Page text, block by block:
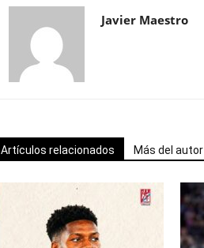
Javier Maestro
Artículos relacionados Más del autor